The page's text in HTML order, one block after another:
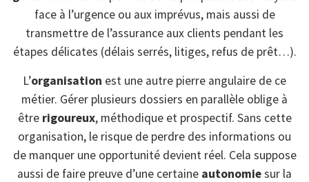
face à l’urgence ou aux imprévus, mais aussi de
transmettre de l’assurance aux clients pendant les
étapes délicates (délais serrés, litiges, refus de prêt…).
L’organisation est une autre pierre angulaire de ce
métier. Gérer plusieurs dossiers en parallèle oblige à
être rigoureux, méthodique et prospectif. Sans cette
organisation, le risque de perdre des informations ou
de manquer une opportunité devient réel. Cela suppose
aussi de faire preuve d’une certaine autonomiesur la